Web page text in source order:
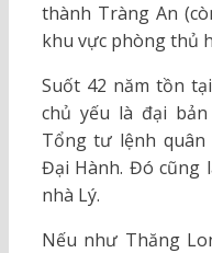
thành Tràng An
khu vực phòng thủ
Suốt 42 năm tồn
chủ yếu là đại
Tổng tư lệnh quân
Đại Hành. Đó cũng
nhà Lý.
Nếu như Thăng